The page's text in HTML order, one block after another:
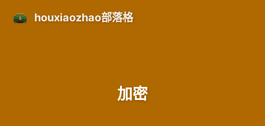
houxiaozhao部落格
加密